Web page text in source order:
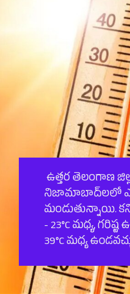
ఉత్తర తెలంగాణ
నిజామాబాద్‌లలో
మండుతున్నాయి.
- 23°C మధ్య, గరిష్ట
39°C మధ్య